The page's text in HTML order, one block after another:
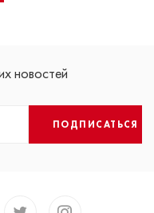
новостей
ПОДПИСАТЬСЯ